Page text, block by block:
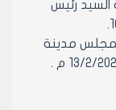
السيد رئيس
مدينة